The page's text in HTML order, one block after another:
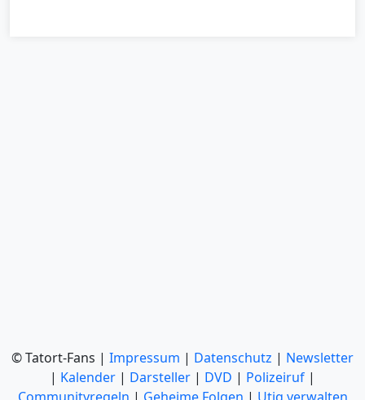
© Tatort-Fans | Impressum | Datenschutz | Newsletter
| Kalender | Darsteller | DVD | Polizeiruf |